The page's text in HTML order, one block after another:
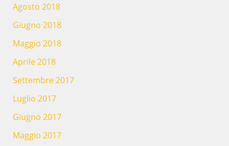
Agosto 2018
Giugno 2018
Maggio 2018
Aprile 2018
Settembre 2017
Luglio 2017
Giugno 2017
Maggio 2017